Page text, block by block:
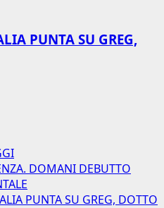
PUNTA SU GREG,
DOMANI DEBUTTO
PUNTA SU GREG, DOTTO